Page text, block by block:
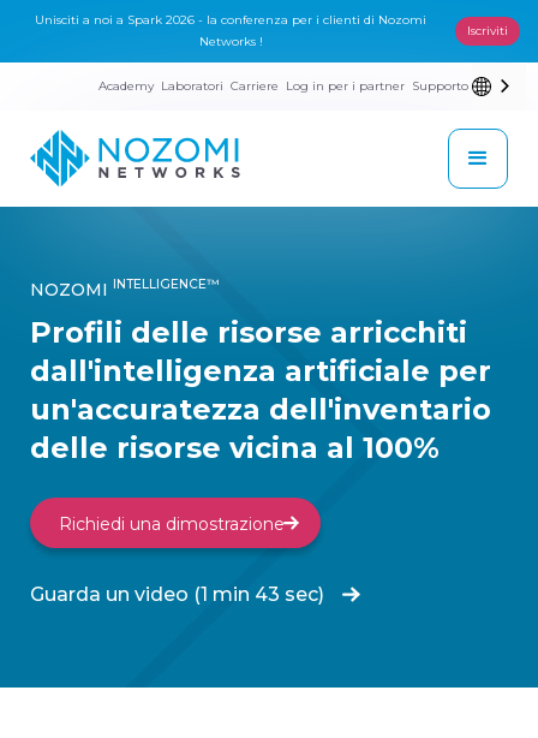
Unisciti a noi a Spark 2026 - la conferenza per i clienti di Nozomi
Networks !
Iscriviti
Academy Laboratori Carriere Log in per i partner Supporto
NOZOMI INTELLIGENCE™
Profili delle risorse arricchiti
dall'intelligenza artificiale per
un'accuratezza dell'inventario
delle risorse vicina al 100%
Richiedi una dimostrazione
Guarda un video (1 min 43 sec)